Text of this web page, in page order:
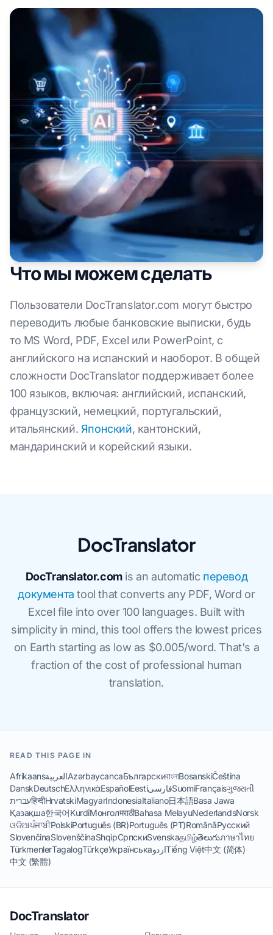
Что мы можем сделать
Пользователи DocTranslator.com могут быстро
переводить любые банковские выписки, будь
то MS Word, PDF, Excel или PowerPoint, с
английского на испанский и наоборот. В общей
сложности DocTranslator поддерживает более
100 языков, включая: английский, испанский,
французский, немецкий, португальский,
итальянский. Японский, кантонский,
мандаринский и корейский языки.
DocTranslator
DocTranslator.comis an automatic перевод
документа tool that converts any PDF, Word or
Excel file into over 100 languages. Built with
simplicity in mind, this tool offers the lowest prices
on Earth starting as low as $0.005/word. That's a
fraction of the cost of professional human
translation.
READ THIS PAGE IN
AfrikaansالعربيةAzərbaycancaБългарскиবাংলাBosanskiČeština
DanskDeutschΕλληνικάEspañolEestiفارسیSuomiFrançaisગુજરાતી
עבריתहिन्दीHrvatskiMagyarIndonesiaItaliano日本語Basa Jawa
Қазақша한국어KurdîМонголमराठीBahasa MelayuNederlandsNorsk
ଓଡିଆਪੰਜਾਬੀPolskiPortuguês (BR)Português (PT)RomânăРусский
SlovenčinaSlovenščinaShqipСрпскиSvenskaதமிழ்తెలుగుภาษาไทย
TürkmenlerTagalogTürkçeУкраїнськаاردوTiếng Việt中文 (简体)
中文 (繁體)
DocTranslator